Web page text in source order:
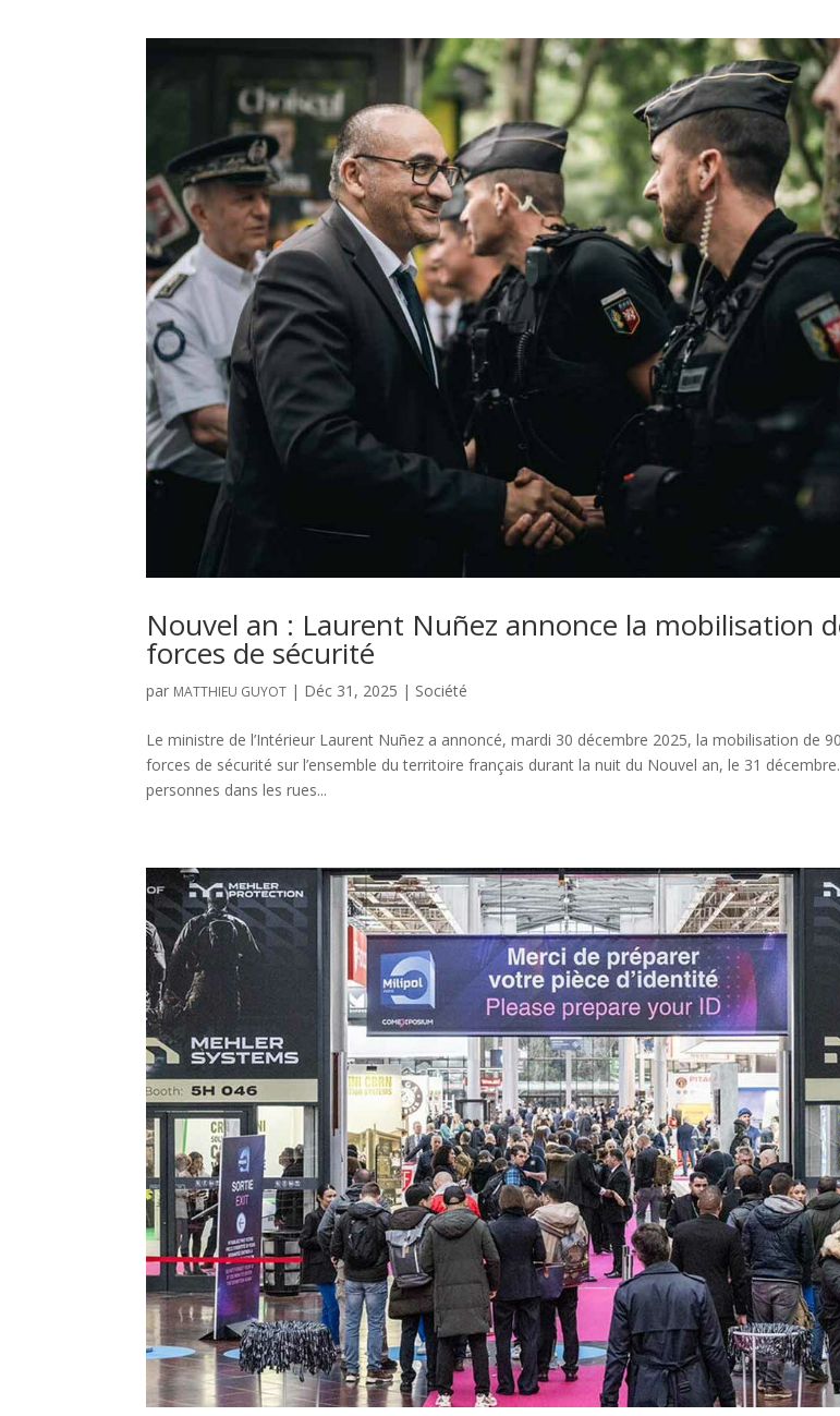
Nouvel an : Laurent Nuñez annonce la mobilisation
forces de sécurité
par MATTHIEU GUYOT | Déc 31, 2025 | Société
Le ministre de l’Intérieur Laurent Nuñez a annoncé, mardi 30 décembre 2025, la mobilisation de
forces de sécurité sur l’ensemble du territoire français durant la nuit du Nouvel an, le 31
personnes dans les rues...